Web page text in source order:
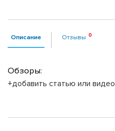
Описание Отзывы
Обзоры:
+добавить статью или видео